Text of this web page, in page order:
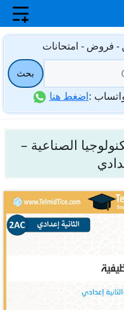
فروض - امتحانات
بحث
:اضغط هنا
الصناعية –